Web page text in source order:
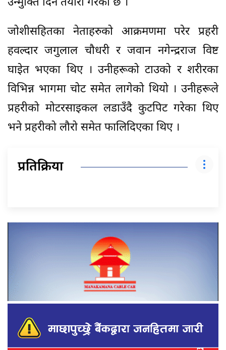
जोशीसहितका नेताहरुको आक्रमणमा परेर प्रहरी
हवल्दार जगुलाल चौधरी र जवान नगेन्द्रराज विष्ट
घाइेत भएका थिए । उनीहरूको टाउको र शरीरका
विभिन्न भागमा चोट समेत लागेको थियो । उनीहरूले
प्रहरीको मोटरसाइकल लडाउँदै कुटपिट गरेका थिए
भने प्रहरीको लौरो समेत फालिदिएका थिए ।
प्रतिक्रिया